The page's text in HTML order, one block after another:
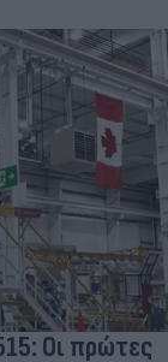
Οι πρώτες